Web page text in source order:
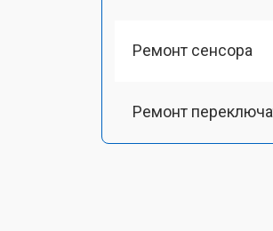
Ремонт сенсора
Ремонт